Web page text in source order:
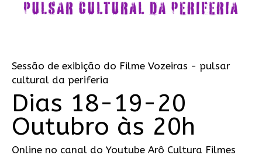
Sessão de exibição do Filme Vozeiras - pulsar
cultural da periferia
Dias 18-19-20
Outubro às 20h
Online no canal do Youtube Arô Cultura Filmes